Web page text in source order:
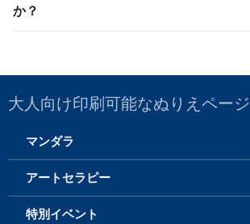
か？
大人向け印刷可能なぬりえページ
マンダラ
アートセラピー
特別イベント